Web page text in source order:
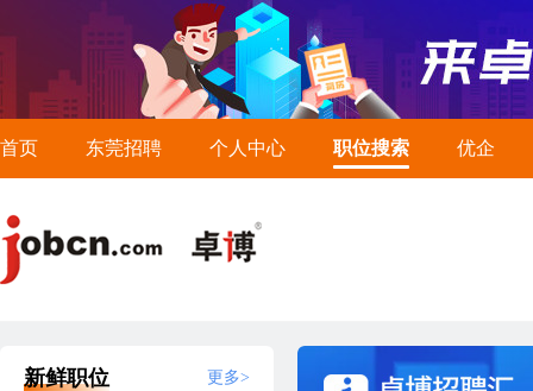
首页 东莞招聘 个人中心 职位搜索 优企
新鲜职位 更多>